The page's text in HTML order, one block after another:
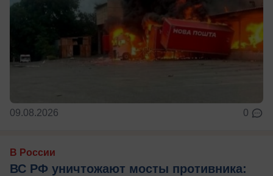
09.08.2026 0
В России
ВС РФ уничтожают мосты противника: